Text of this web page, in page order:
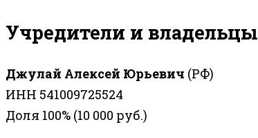
Учредители и владельцы
Джулай Алексей Юрьевич (РФ)
ИНН 541009725524
Доля 100% (10 000 руб.)